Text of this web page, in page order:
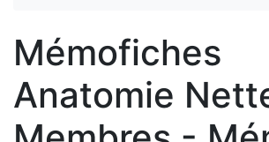
Mémofiches
Anatomie